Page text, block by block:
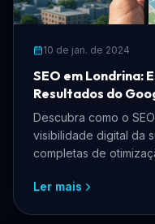
10 de jan. de 2024
SEO em Londrina:
Resultados do
Descubra como o
visibilidade digital da
completas de
Ler mais